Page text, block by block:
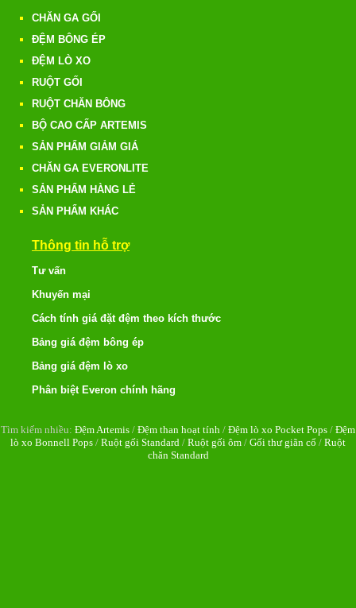
CHĂN GA GỐI
ĐỆM BÔNG ÉP
ĐỆM LÒ XO
RUỘT GỐI
RUỘT CHĂN BÔNG
BỘ CAO CẤP ARTEMIS
SẢN PHẨM GIẢM GIÁ
CHĂN GA EVERONLITE
SẢN PHẨM HÀNG LẺ
SẢN PHẨM KHÁC
Thông tin hỗ trợ
Tư vấn
Khuyến mại
Cách tính giá đặt đệm theo kích thước
Bảng giá đệm bông ép
Bảng giá đệm lò xo
Phân biệt Everon chính hãng
Tìm kiếm nhiều: Đệm Artemis / Đệm than hoạt tính / Đệm lò xo Pocket Pops / Đệm
lò xo Bonnell Pops / Ruột gối Standard / Ruột gối ôm / Gối thư giãn cổ / Ruột
chăn Standard